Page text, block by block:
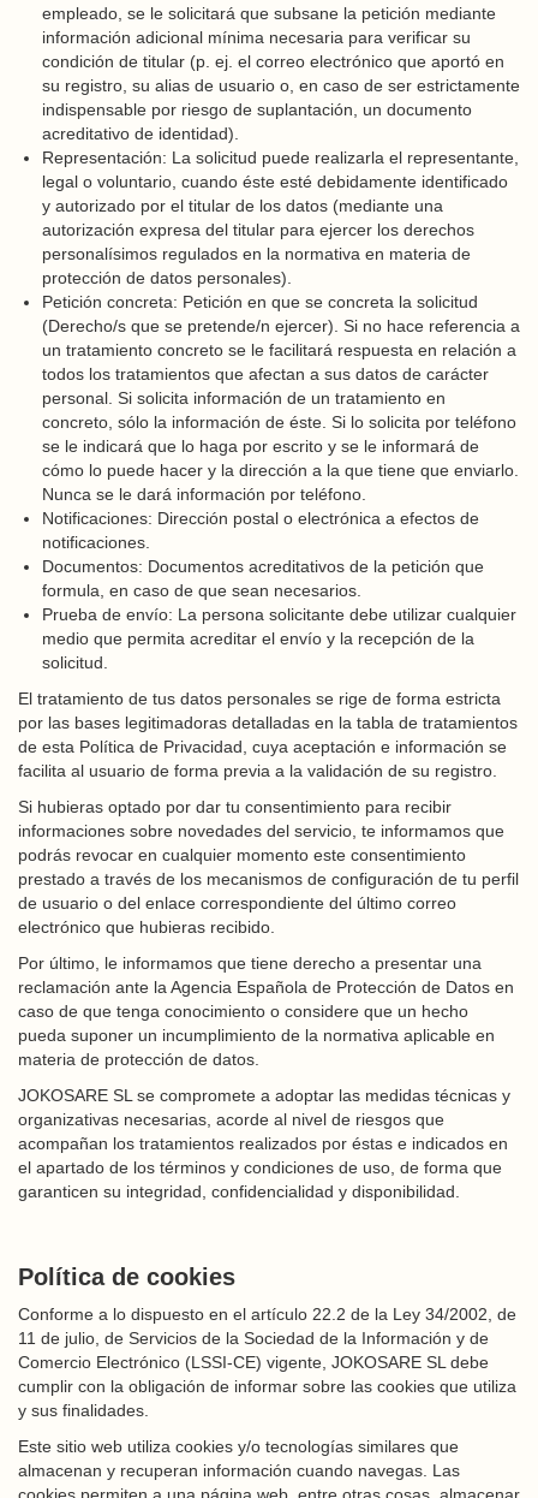
empleado, se le solicitará que subsane la petición mediante
información adicional mínima necesaria para verificar su
condición de titular (p. ej. el correo electrónico que aportó en
su registro, su alias de usuario o, en caso de ser estrictamente
indispensable por riesgo de suplantación, un documento
acreditativo de identidad).
Representación: La solicitud puede realizarla el representante,
legal o voluntario, cuando éste esté debidamente identificado
y autorizado por el titular de los datos (mediante una
autorización expresa del titular para ejercer los derechos
personalísimos regulados en la normativa en materia de
protección de datos personales).
Petición concreta: Petición en que se concreta la solicitud
(Derecho/s que se pretende/n ejercer). Si no hace referencia a
un tratamiento concreto se le facilitará respuesta en relación a
todos los tratamientos que afectan a sus datos de carácter
personal. Si solicita información de un tratamiento en
concreto, sólo la información de éste. Si lo solicita por teléfono
se le indicará que lo haga por escrito y se le informará de
cómo lo puede hacer y la dirección a la que tiene que enviarlo.
Nunca se le dará información por teléfono.
Notificaciones: Dirección postal o electrónica a efectos de
notificaciones.
Documentos: Documentos acreditativos de la petición que
formula, en caso de que sean necesarios.
Prueba de envío: La persona solicitante debe utilizar cualquier
medio que permita acreditar el envío y la recepción de la
solicitud.
El tratamiento de tus datos personales se rige de forma estricta
por las bases legitimadoras detalladas en la tabla de tratamientos
de esta Política de Privacidad, cuya aceptación e información se
facilita al usuario de forma previa a la validación de su registro.
Si hubieras optado por dar tu consentimiento para recibir
informaciones sobre novedades del servicio, te informamos que
podrás revocar en cualquier momento este consentimiento
prestado a través de los mecanismos de configuración de tu perfil
de usuario o del enlace correspondiente del último correo
electrónico que hubieras recibido.
Por último, le informamos que tiene derecho a presentar una
reclamación ante la Agencia Española de Protección de Datos en
caso de que tenga conocimiento o considere que un hecho
pueda suponer un incumplimiento de la normativa aplicable en
materia de protección de datos.
JOKOSARE SL se compromete a adoptar las medidas técnicas y
organizativas necesarias, acorde al nivel de riesgos que
acompañan los tratamientos realizados por éstas e indicados en
el apartado de los términos y condiciones de uso, de forma que
garanticen su integridad, confidencialidad y disponibilidad.
Política de cookies
Conforme a lo dispuesto en el artículo 22.2 de la Ley 34/2002, de
11 de julio, de Servicios de la Sociedad de la Información y de
Comercio Electrónico (LSSI-CE) vigente, JOKOSARE SL debe
cumplir con la obligación de informar sobre las cookies que utiliza
y sus finalidades.
Este sitio web utiliza cookies y/o tecnologías similares que
almacenan y recuperan información cuando navegas. Las